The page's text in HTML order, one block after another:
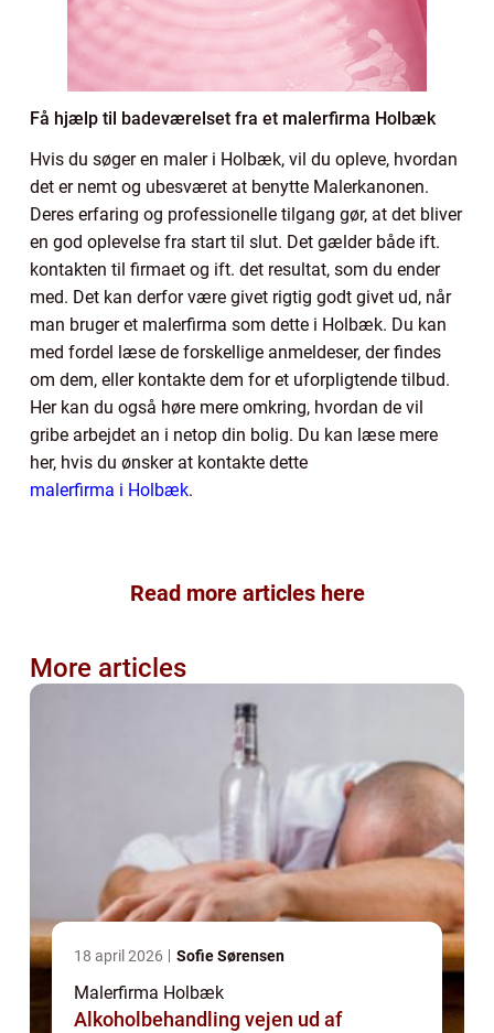
Få hjælp til badeværelset fra et malerfirma Holbæk
Hvis du søger en maler i Holbæk, vil du opleve, hvordan
det er nemt og ubesværet at benytte Malerkanonen.
Deres erfaring og professionelle tilgang gør, at det bliver
en god oplevelse fra start til slut. Det gælder både ift.
kontakten til firmaet og ift. det resultat, som du ender
med. Det kan derfor være givet rigtig godt givet ud, når
man bruger et malerfirma som dette i Holbæk. Du kan
med fordel læse de forskellige anmeldeser, der findes
om dem, eller kontakte dem for et uforpligtende tilbud.
Her kan du også høre mere omkring, hvordan de vil
gribe arbejdet an i netop din bolig. Du kan læse mere
her, hvis du ønsker at kontakte dette
malerfirma i Holbæk.
Read more articles here
More articles
18 april 2026 Sofie Sørensen
Malerfirma Holbæk
Alkoholbehandling vejen ud af